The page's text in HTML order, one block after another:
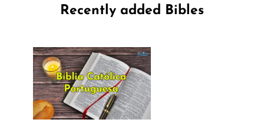
Recently added Bibles